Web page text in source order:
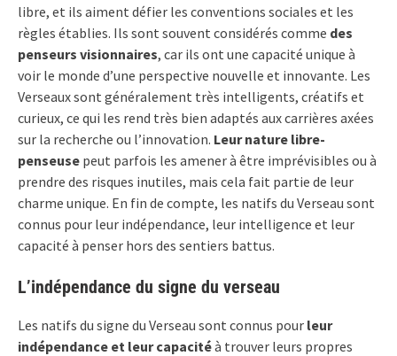
libre, et ils aiment défier les conventions sociales et les
règles établies. Ils sont souvent considérés comme des
penseurs visionnaires, car ils ont une capacité unique à
voir le monde d’une perspective nouvelle et innovante. Les
Verseaux sont généralement très intelligents, créatifs et
curieux, ce qui les rend très bien adaptés aux carrières axées
sur la recherche ou l’innovation. Leur nature libre-
penseuse peut parfois les amener à être imprévisibles ou à
prendre des risques inutiles, mais cela fait partie de leur
charme unique. En fin de compte, les natifs du Verseau sont
connus pour leur indépendance, leur intelligence et leur
capacité à penser hors des sentiers battus.
L’indépendance du signe du verseau
Les natifs du signe du Verseau sont connus pour leur
indépendance et leur capacitéà trouver leurs propres